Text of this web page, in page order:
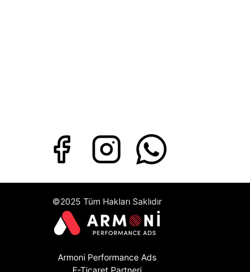
©2025 Tüm Hakları Saklıdır
Armoni Performance Ads